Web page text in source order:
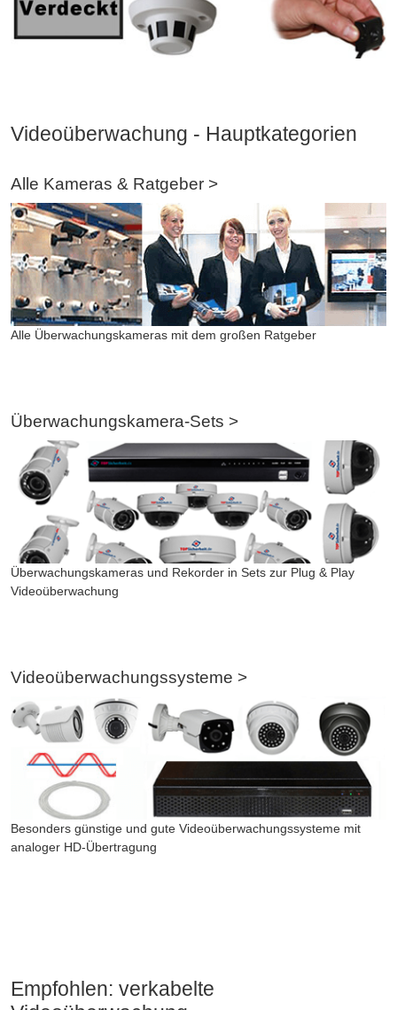
Videoüberwachung - Hauptkategorien
Alle Kameras & Ratgeber >
Alle Überwachungskameras mit dem großen Ratgeber
Überwachungskamera-Sets >
Überwachungskameras und Rekorder in Sets zur Plug & Play
Videoüberwachung
Videoüberwachungssysteme >
Besonders günstige und gute Videoüberwachungssysteme mit
analoger HD-Übertragung
Empfohlen: verkabelte